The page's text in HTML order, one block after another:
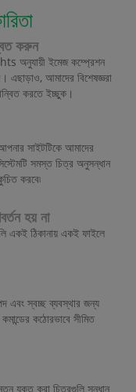
করুন
ইমেজ কম্প্রেশন
এছাড়াও, আমাদের বিশেষজ্ঞরা
করতে ইচ্ছুক।
সাইটটিকে আমাদের
সমস্ত চিত্র অনুসন্ধান
করবে৷
হয় না
একই ঠিকানায় একই ফাইলে
এবং স্বচ্ছ ব্যবস্থার জন্য
কঠোরভাবে সীমিত
যুক্ত করা চিত্রগুলি সন্ধান